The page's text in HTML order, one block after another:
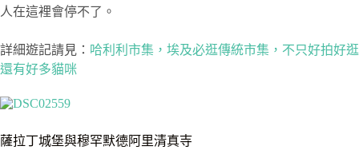
人在這裡會停不了。
詳細遊記請見： 哈利利市集，埃及必逛傳統市集，不只好拍好逛
還有好多貓咪
薩拉丁城堡與穆罕默德阿里清真寺